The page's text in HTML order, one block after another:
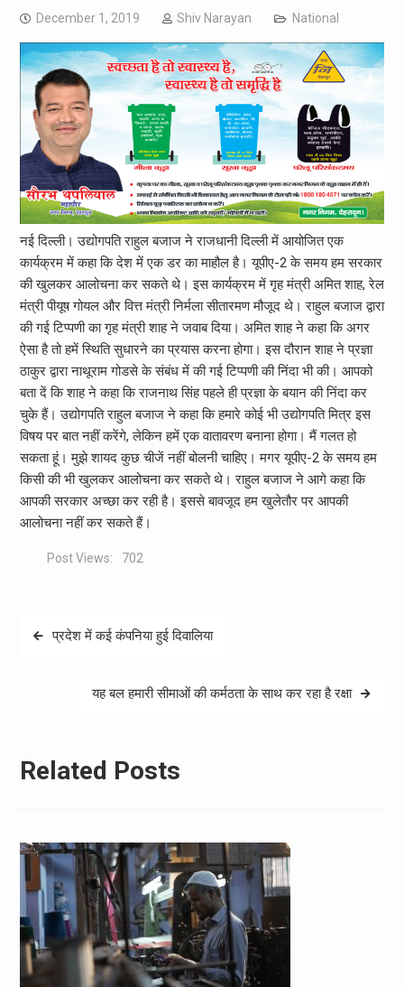
December 1, 2019 Shiv Narayan National
नई दिल्ली। उद्योगपति राहुल बजाज ने राजधानी दिल्ली में आयोजित एक
कार्यक्रम में कहा कि देश में एक डर का माहौल है। यूपीए-2 के समय हम सरकार
की खुलकर आलोचना कर सकते थे। इस कार्यक्रम में गृह मंत्री अमित शाह, रेल
मंत्री पीयूष गोयल और वित्त मंत्री निर्मला सीतारमण मौजूद थे। राहुल बजाज द्वारा
की गई टिप्पणी का गृह मंत्री शाह ने जवाब दिया। अमित शाह ने कहा कि अगर
ऐसा है तो हमें स्थिति सुधारने का प्रयास करना होगा। इस दौरान शाह ने प्रज्ञा
ठाकुर द्वारा नाथूराम गोडसे के संबंध में की गई टिप्पणी की निंदा भी की। आपको
बता दें कि शाह ने कहा कि राजनाथ सिंह पहले ही प्रज्ञा के बयान की निंदा कर
चुके हैं। उद्योगपति राहुल बजाज ने कहा कि हमारे कोई भी उद्योगपति मित्र इस
विषय पर बात नहीं करेंगे, लेकिन हमें एक वातावरण बनाना होगा। मैं गलत हो
सकता हूं। मुझे शायद कुछ चीजें नहीं बोलनी चाहिए। मगर यूपीए-2 के समय हम
किसी की भी खुलकर आलोचना कर सकते थे। राहुल बजाज ने आगे कहा कि
आपकी सरकार अच्छा कर रही है। इससे बावजूद हम खुलेतौर पर आपकी
आलोचना नहीं कर सकते हैं।
Post Views: 702
Postप्रदेश में कई कंपनिया हुई दिवालिया
यह बल हमारी सीमाओं की कर्मठता के साथ कर रहा है रक्षा
Related Posts